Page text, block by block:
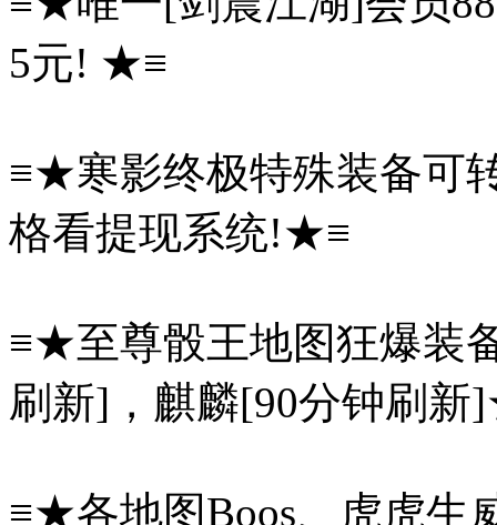
5元! ★≡
≡★寒影终极特殊装备可
格看提现系统!★≡
≡★至尊骰王地图狂爆装
刷新]，麒麟[90分钟刷
≡★各地图Boos、虎虎生